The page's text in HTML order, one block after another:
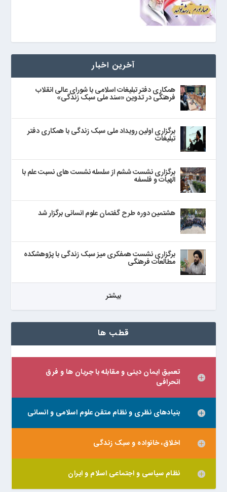
آخرین اخبار
همکاری دفتر تبلیغات اسلامی با شورای عالی انقلاب
فرهنگی در تدوین «سند ملی سبک زندگی»
برگزاری اولین رویداد ملی سبک زندگی با همکاری دفتر
تبلیغات
برگزاری نشست ششم از سلسله نشست های نسبت علم با
الهیات و فلسفه
هشتمین دوره طرح گفتمان علوم انسانی برگزار شد
برگزاری نشست همفکری میز سبک زندگی با پژوهشکده
مطالعات فرهنگی
بيشتر
قطب ها
تعمیق ایمان دینی و مقابله با جریان ها و فرق
انحرافی
بنیادهای نظری و نظام متقن علوم اسلامی و انسانی
اخلاق، خانواده و سبک زندگی
نظام سیاسی و اجتماعی اسلام و ایران